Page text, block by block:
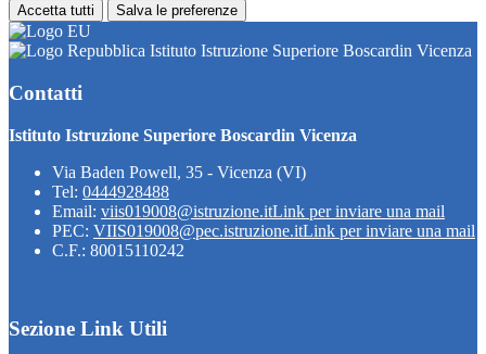
Accetta tutti Salva le preferenze
Istituto Istruzione Superiore Boscardin Vicenza
Contatti
Istituto Istruzione Superiore Boscardin Vicenza
Via Baden Powell, 35 - Vicenza (VI)
Tel: 0444928488
Email: viis019008@istruzione.itLink per inviare una mail
PEC: VIIS019008@pec.istruzione.itLink per inviare una mail
C.F.: 80015110242
Sezione Link Utili